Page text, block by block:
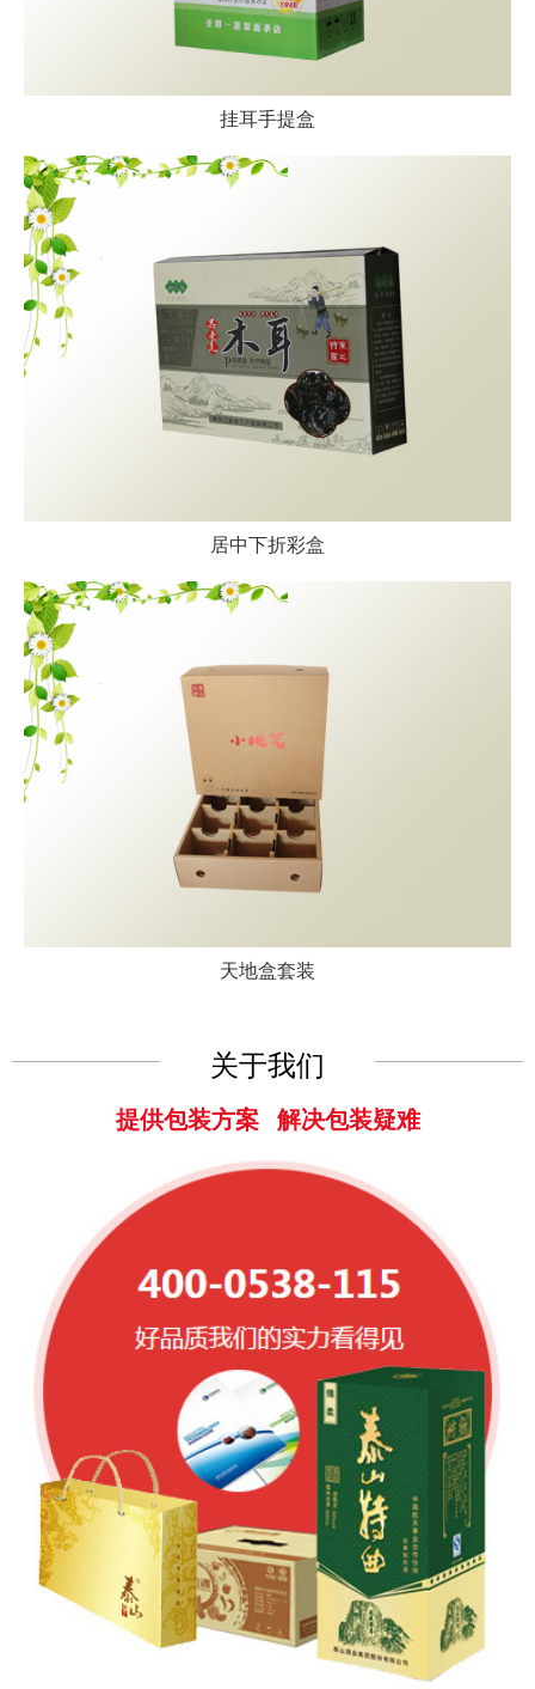
挂耳手提盒
居中下折彩盒
天地盒套装
关于我们
提供包装方案 解决包装疑难